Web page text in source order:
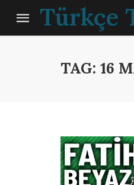
Türkçe
TAG: 16